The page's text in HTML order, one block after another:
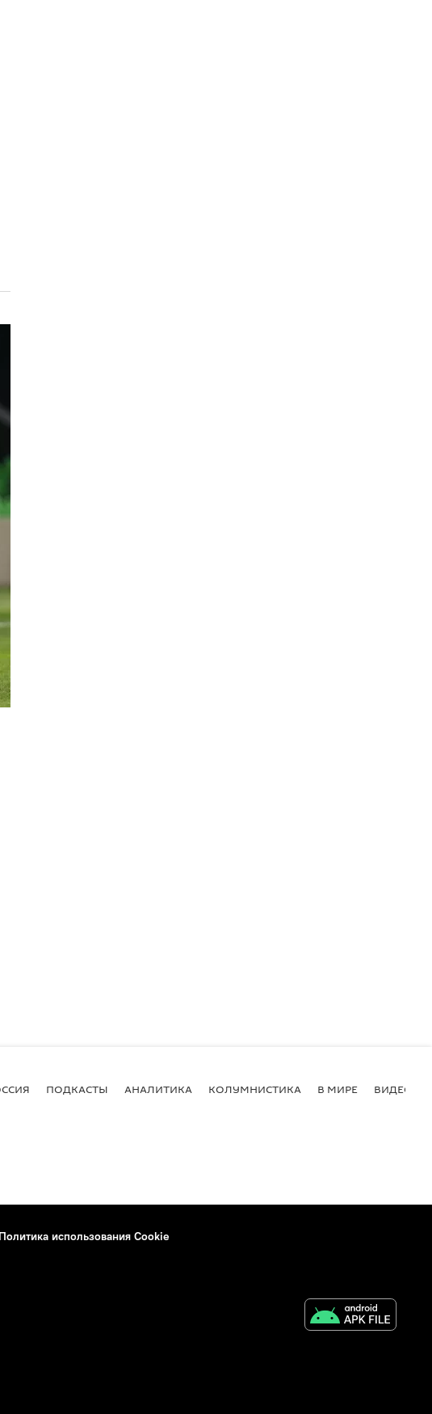
ПОДКАСТЫ АНАЛИТИКА КОЛУМНИСТИКА В МИРЕ ВИДЕО
Политика использования Cookie